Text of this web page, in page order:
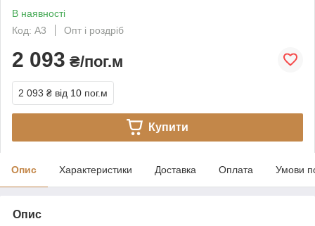
В наявності
Код: A3
Опт і роздріб
2 093 ₴/пог.м
2 093 ₴ від 10 пог.м
Купити
Опис Характеристики Доставка Оплата Умови
Опис